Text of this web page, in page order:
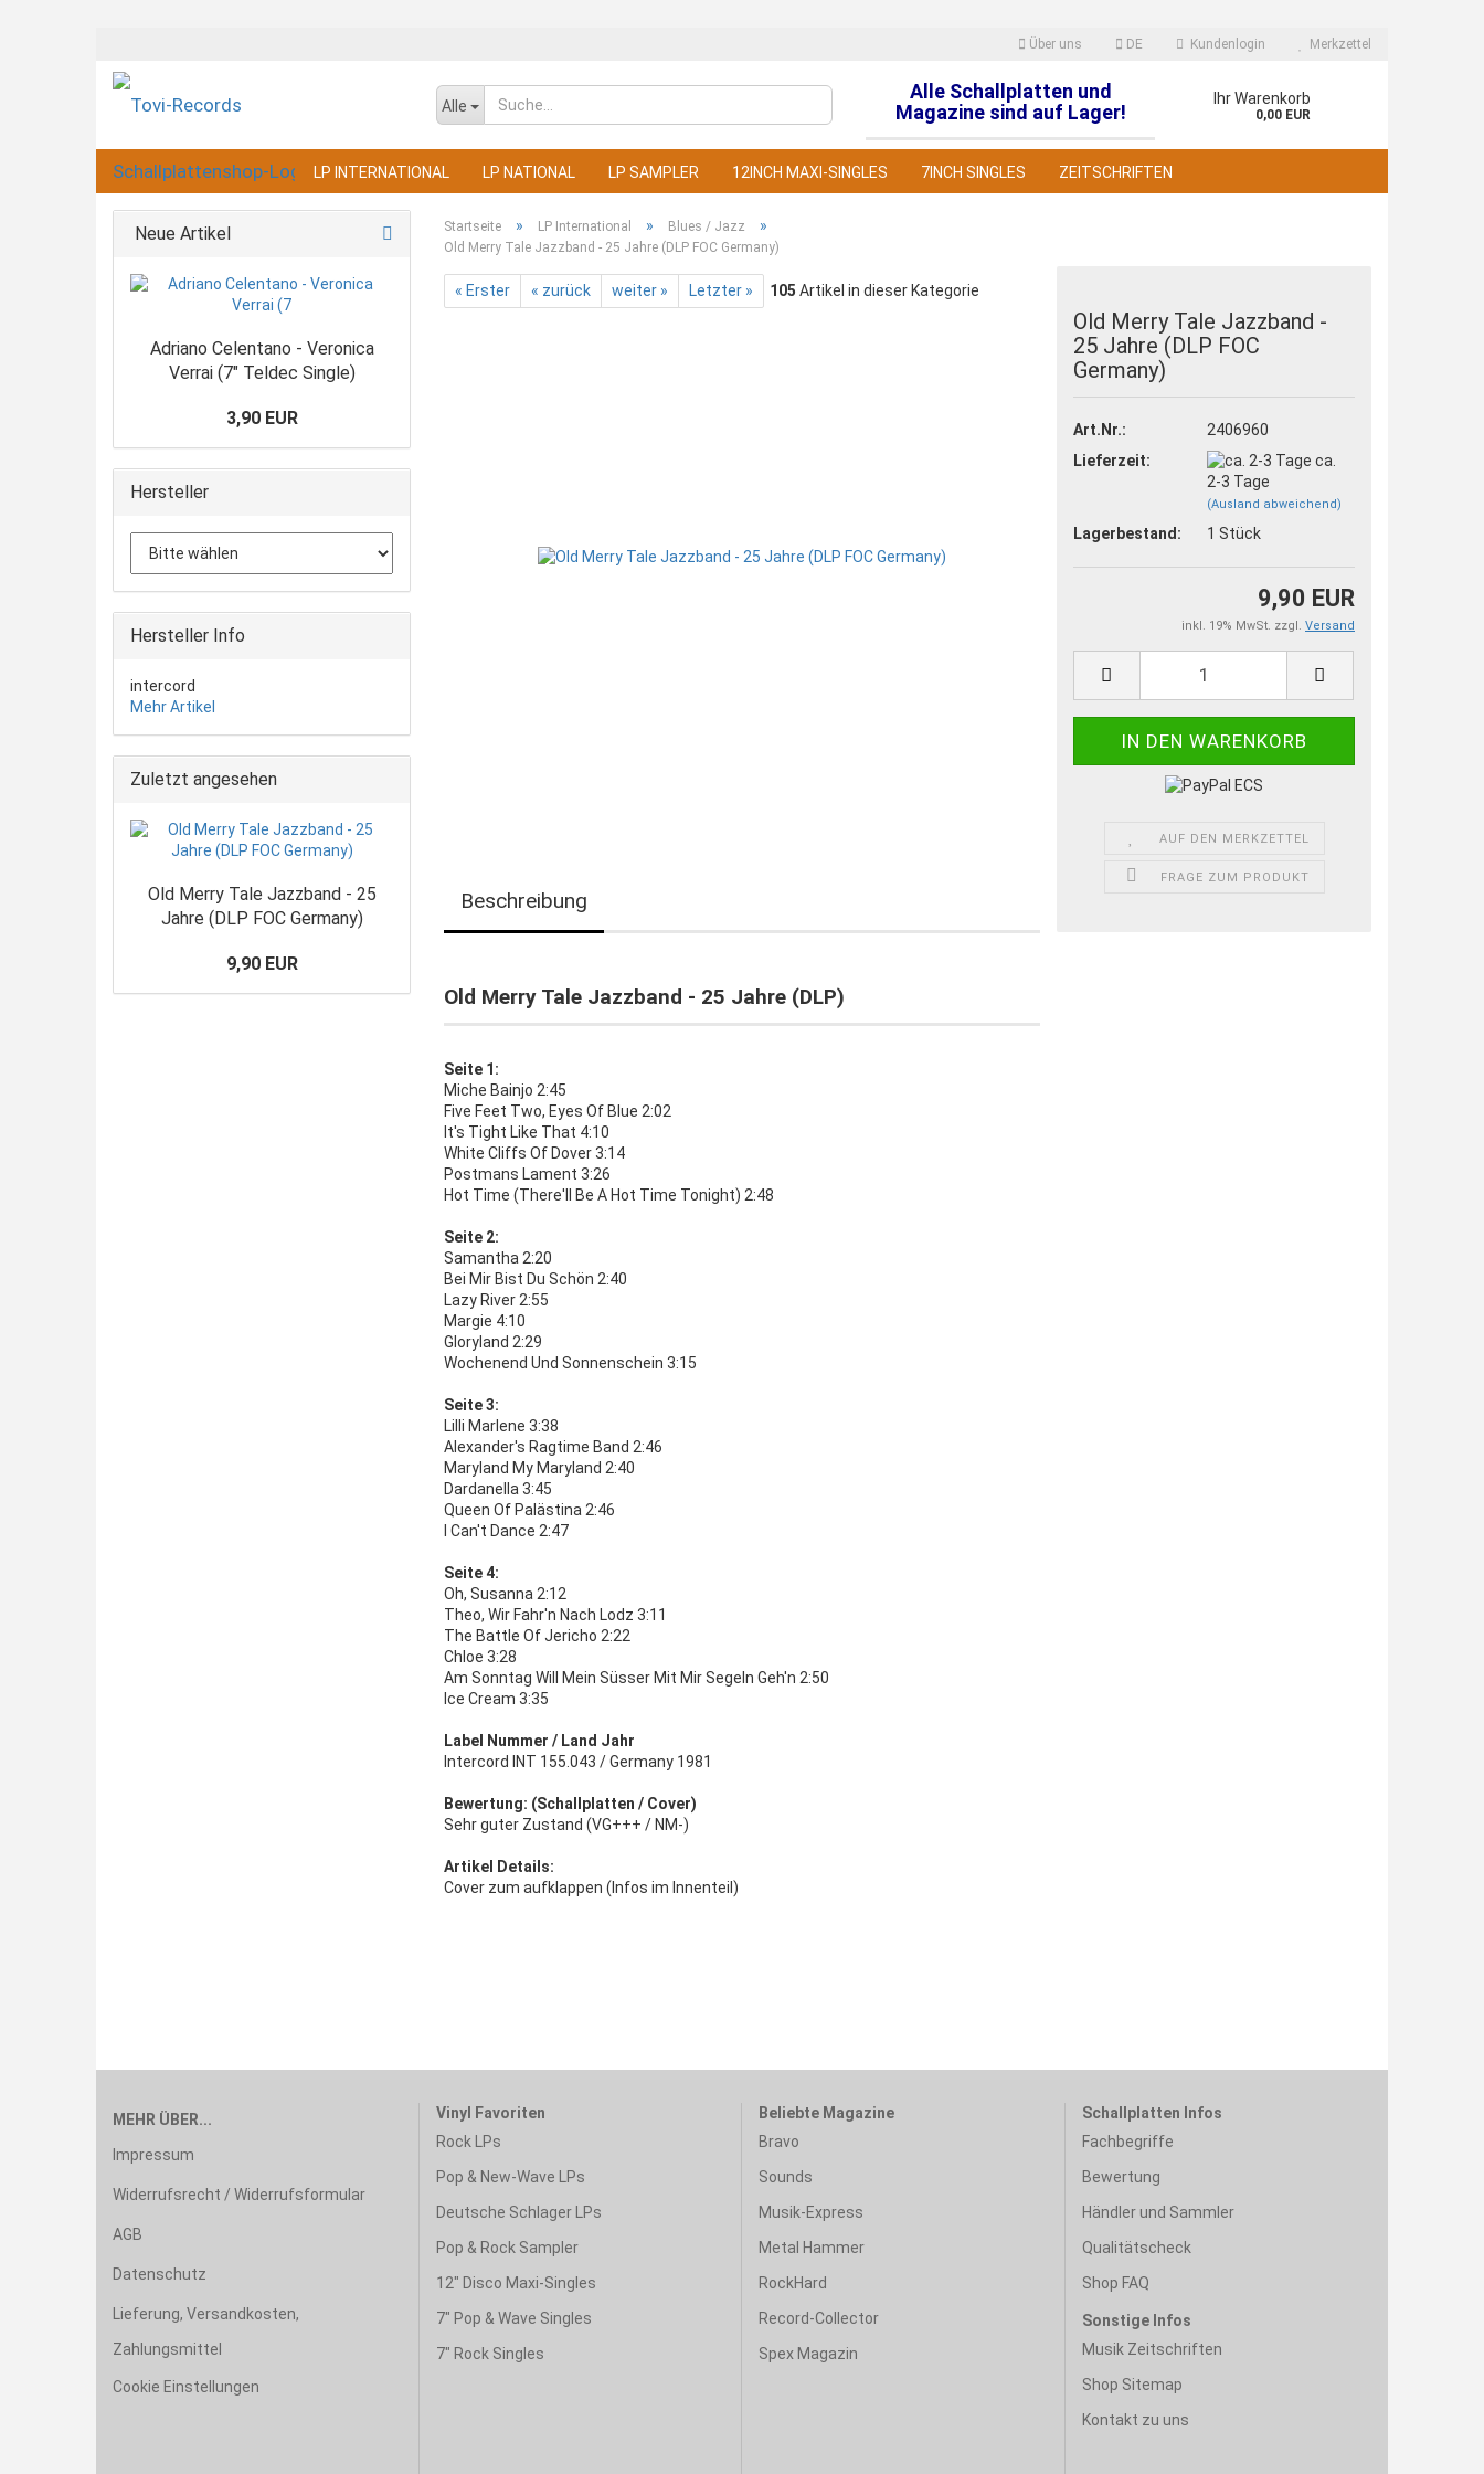
Über uns DE
Sprache auswählen
Kundenlogin
Passwort vergessen?
Merkzettel
Alle
Alle Schallplatten und
Magazine sind auf Lager!
Ihr Warenkorb
0,00 EUR
LP INTERNATIONAL LP NATIONAL LP SAMPLER 12INCH MAXI-SINGLES 7INCH SINGLES ZEITSCHRIFTEN
Startseite » LP International » Blues / Jazz »
Old Merry Tale Jazzband - 25 Jahre (DLP FOC Germany)
« Erster « zurück weiter » Letzter » 105 Artikel in dieser Kategorie
Old Merry Tale Jazzband -
25 Jahre (DLP FOC
Germany)
Art.Nr.:
2406960
Lieferzeit:
ca.
2-3 Tage
(Ausland abweichend)
Lagerbestand: 1Stück
9,90 EUR
inkl. 19% MwSt. zzgl. Versand
AUF DEN MERKZETTEL
FRAGE ZUM PRODUKT
Beschreibung
Old Merry Tale Jazzband - 25 Jahre (DLP)
Seite 1:
Miche Bainjo 2:45
Five Feet Two, Eyes Of Blue 2:02
It's Tight Like That 4:10
White Cliffs Of Dover 3:14
Postmans Lament 3:26
Hot Time (There'll Be A Hot Time Tonight) 2:48
Seite 2:
Samantha 2:20
Bei Mir Bist Du Schön 2:40
Lazy River 2:55
Margie 4:10
Gloryland 2:29
Wochenend Und Sonnenschein 3:15
Seite 3:
Lilli Marlene 3:38
Alexander's Ragtime Band 2:46
Maryland My Maryland 2:40
Dardanella 3:45
Queen Of Palästina 2:46
I Can't Dance 2:47
Seite 4:
Oh, Susanna 2:12
Theo, Wir Fahr'n Nach Lodz 3:11
The Battle Of Jericho 2:22
Chloe 3:28
Am Sonntag Will Mein Süsser Mit Mir Segeln Geh'n 2:50
Ice Cream 3:35
Label Nummer / Land Jahr
Intercord INT 155.043 / Germany 1981
Bewertung: (Schallplatten / Cover)
Sehr guter Zustand (VG+++ / NM-)
Artikel Details:
Cover zum aufklappen (Infos im Innenteil)
Neue Artikel
Adriano Celentano - Veronica
Verrai (7" Teldec Single)
3,90 EUR
Hersteller
Hersteller Info
intercord
Mehr Artikel
Zuletzt angesehen
Old Merry Tale Jazzband - 25
Jahre (DLP FOC Germany)
9,90 EUR
MEHR ÜBER...
Impressum
Widerrufsrecht / Widerrufsformular
AGB
Datenschutz
Lieferung, Versandkosten,
Zahlungsmittel
Cookie Einstellungen
Vinyl Favoriten
Rock LPs
Pop & New-Wave LPs
Deutsche Schlager LPs
Pop & Rock Sampler
12" Disco Maxi-Singles
7" Pop & Wave Singles
7" Rock Singles
Beliebte Magazine
Bravo
Sounds
Musik-Express
Metal Hammer
RockHard
Record-Collector
Spex Magazin
Schallplatten Infos
Fachbegriffe
Bewertung
Händler und Sammler
Qualitätscheck
Shop FAQ
Sonstige Infos
Musik Zeitschriften
Shop Sitemap
Kontakt zu uns